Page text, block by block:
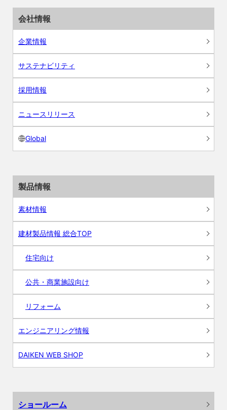
会社情報
企業情報
サステナビリティ
採用情報
ニュースリリース
Global
製品情報
素材情報
建材製品情報 総合TOP
住宅向け
公共・商業施設向け
リフォーム
エンジニアリング情報
DAIKEN WEB SHOP
ショールーム